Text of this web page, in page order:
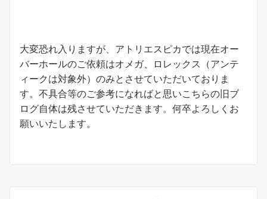
大変恐れ入りますが、アトリエスピカでは現在オー
バーホールのご依頼はオメガ、ロレックス（アンテ
ィークは対象外）のみとさせていただいておりま
す。不具合等のご参考になればと思いこちらの旧ブ
ログ自体は残させていただきます。何卒よろしくお
願いいたします。